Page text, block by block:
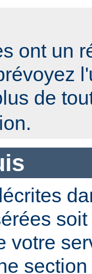
ont un
de
votre
section